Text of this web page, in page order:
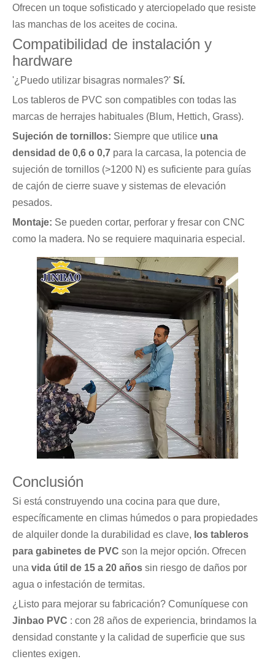
Ofrecen un toque sofisticado y aterciopelado que resiste
las manchas de los aceites de cocina.
Compatibilidad de instalación y
hardware
'¿Puedo utilizar bisagras normales?' Sí.
Los tableros de PVC son compatibles con todas las
marcas de herrajes habituales (Blum, Hettich, Grass).
Sujeción de tornillos: Siempre que utilice una
densidad de 0,6 o 0,7 para la carcasa, la potencia de
sujeción de tornillos (>1200 N) es suficiente para guías
de cajón de cierre suave y sistemas de elevación
pesados.
Montaje: Se pueden cortar, perforar y fresar con CNC
como la madera. No se requiere maquinaria especial.
Conclusión
Si está construyendo una cocina para que dure,
específicamente en climas húmedos o para propiedades
de alquiler donde la durabilidad es clave, los tableros
para gabinetes de PVC son la mejor opción. Ofrecen
una vida útil de 15 a 20 años sin riesgo de daños por
agua o infestación de termitas.
¿Listo para mejorar su fabricación? Comuníquese con
Jinbao PVC : con 28 años de experiencia, brindamos la
densidad constante y la calidad de superficie que sus
clientes exigen.